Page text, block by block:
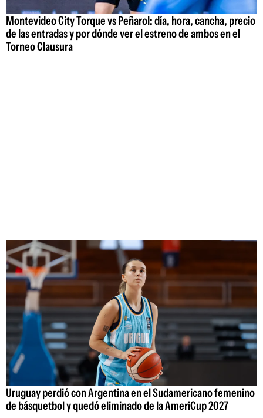
Montevideo City Torque vs Peñarol: día, hora, cancha, precio
de las entradas y por dónde ver el estreno de ambos en el
Torneo Clausura
Uruguay perdió con Argentina en el Sudamericano femenino
de básquetbol y quedó eliminado de la AmeriCup 2027